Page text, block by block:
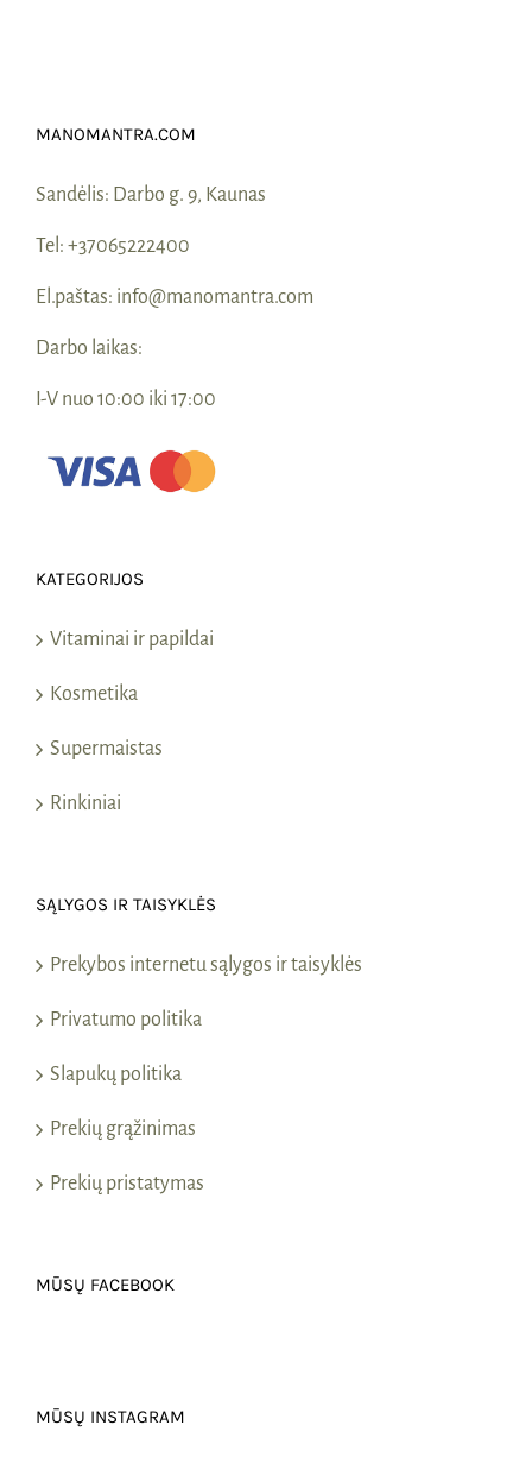
MANOMANTRA.COM
Sandėlis: Darbo g. 9, Kaunas
Tel: +37065222400
El.paštas: info@manomantra.com
Darbo laikas:
I-V nuo 10:00 iki 17:00
KATEGORIJOS
Vitaminai ir papildai
Kosmetika
Supermaistas
Rinkiniai
SĄLYGOS IR TAISYKLĖS
Prekybos internetu sąlygos ir taisyklės
Privatumo politika
Slapukų politika
Prekių grąžinimas
Prekių pristatymas
MŪSŲ FACEBOOK
MŪSŲ INSTAGRAM